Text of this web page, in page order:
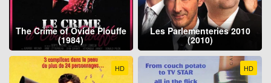
The Crime of Ovide Plouffe
(1984)
Les Parlementeries 2010
(2010)
HD HD